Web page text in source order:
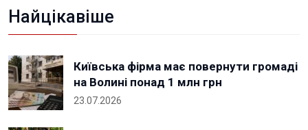
Найцікавіше
Київська фірма має повернути громаді
на Волині понад 1 млн грн
23.07.2026